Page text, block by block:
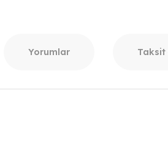
Yorumlar Taksit